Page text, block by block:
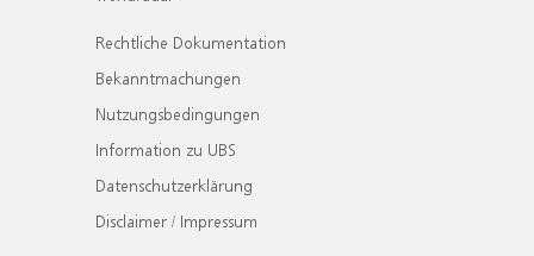
Rechtliche Dokumentation
Bekanntmachungen
Nutzungsbedingungen
Information zu UBS
Datenschutzerklärung
Disclaimer / Impressum